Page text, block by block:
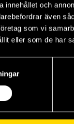
och
även
som vi
eller som de har